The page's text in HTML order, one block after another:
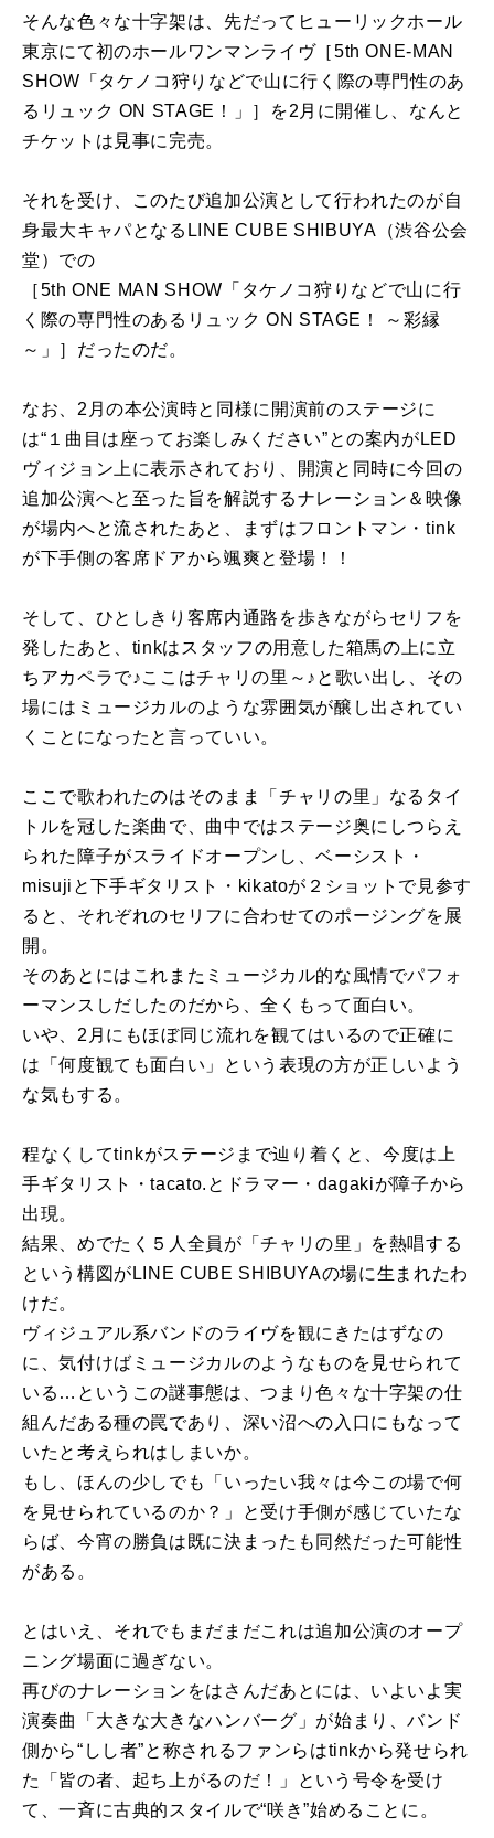
そんな色々な十字架は、先だってヒューリックホール
東京にて初のホールワンマンライヴ［5th ONE-MAN
SHOW「タケノコ狩りなどで山に行く際の専門性のあ
るリュック ON STAGE！」］を2月に開催し、なんと
チケットは見事に完売。
それを受け、このたび追加公演として行われたのが自
身最大キャパとなるLINE CUBE SHIBUYA（渋谷公会
堂）での
［5th ONE MAN SHOW「タケノコ狩りなどで山に行
く際の専門性のあるリュック ON STAGE！ ～彩縁
～」］だったのだ。
なお、2月の本公演時と同様に開演前のステージに
は“１曲目は座ってお楽しみください”との案内がLED
ヴィジョン上に表示されており、開演と同時に今回の
追加公演へと至った旨を解説するナレーション＆映像
が場内へと流されたあと、まずはフロントマン・tink
が下手側の客席ドアから颯爽と登場！！
そして、ひとしきり客席内通路を歩きながらセリフを
発したあと、tinkはスタッフの用意した箱馬の上に立
ちアカペラで♪ここはチャリの里～♪と歌い出し、その
場にはミュージカルのような雰囲気が醸し出されてい
くことになったと言っていい。
ここで歌われたのはそのまま「チャリの里」なるタイ
トルを冠した楽曲で、曲中ではステージ奥にしつらえ
られた障子がスライドオープンし、ベーシスト・
misujiと下手ギタリスト・kikatoが２ショットで見参す
ると、それぞれのセリフに合わせてのポージングを展
開。
そのあとにはこれまたミュージカル的な風情でパフォ
ーマンスしだしたのだから、全くもって面白い。
いや、2月にもほぼ同じ流れを観てはいるので正確に
は「何度観ても面白い」という表現の方が正しいよう
な気もする。
程なくしてtinkがステージまで辿り着くと、今度は上
手ギタリスト・tacato.とドラマー・dagakiが障子から
出現。
結果、めでたく５人全員が「チャリの里」を熱唱する
という構図がLINE CUBE SHIBUYAの場に生まれたわ
けだ。
ヴィジュアル系バンドのライヴを観にきたはずなの
に、気付けばミュージカルのようなものを見せられて
いる…というこの謎事態は、つまり色々な十字架の仕
組んだある種の罠であり、深い沼への入口にもなって
いたと考えられはしまいか。
もし、ほんの少しでも「いったい我々は今この場で何
を見せられているのか？」と受け手側が感じていたな
らば、今宵の勝負は既に決まったも同然だった可能性
がある。
とはいえ、それでもまだまだこれは追加公演のオープ
ニング場面に過ぎない。
再びのナレーションをはさんだあとには、いよいよ実
演奏曲「大きな大きなハンバーグ」が始まり、バンド
側から“しし者”と称されるファンらはtinkから発せられ
た「皆の者、起ち上がるのだ！」という号令を受け
て、一斉に古典的スタイルで“咲き”始めることに。